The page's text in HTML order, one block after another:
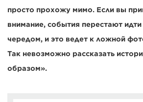
просто прохожу мимо. Если вы
внимание, события перестают
чередом, и это ведет к ложной
Так невозможно рассказать
образом».